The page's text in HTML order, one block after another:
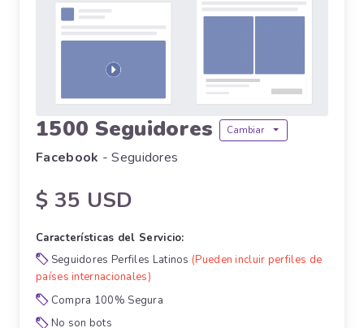
1500 Seguidores Cambiar
Facebook - Seguidores
$ 35 USD
Características del Servicio:
Seguidores Perfiles Latinos (Pueden incluir perfiles de
países internacionales)
Compra 100% Segura
No son bots